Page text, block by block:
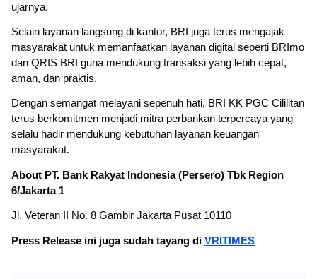
ujarnya.
Selain layanan langsung di kantor, BRI juga terus mengajak
masyarakat untuk memanfaatkan layanan digital seperti BRImo
dan QRIS BRI guna mendukung transaksi yang lebih cepat,
aman, dan praktis.
Dengan semangat melayani sepenuh hati, BRI KK PGC Cililitan
terus berkomitmen menjadi mitra perbankan terpercaya yang
selalu hadir mendukung kebutuhan layanan keuangan
masyarakat.
About PT. Bank Rakyat Indonesia (Persero) Tbk Region
6/Jakarta 1
Jl. Veteran II No. 8 Gambir Jakarta Pusat 10110
Press Release ini juga sudah tayang di VRITIMES